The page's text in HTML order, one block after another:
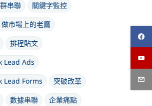
串聯
關鍵字監控
做市場上的老鷹
排程貼文
Lead Ads
Lead Forms
突破改革
數據串聯
企業痛點